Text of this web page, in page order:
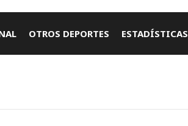
OTROS DEPORTES ESTADÍSTICAS